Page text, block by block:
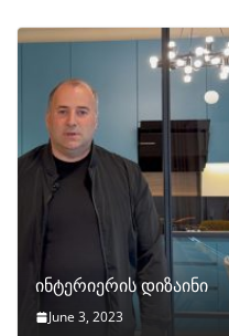
ინტერიერის დიზაინი
June 3, 2023